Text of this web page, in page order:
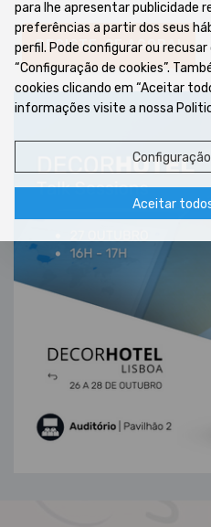
REGISTE-SE AGORA!
para lhe apresentar publicidade
preferências a partir dos seus
perfil. Pode configurar ou
“Configuração de cookies”.
cookies clicando em “Aceitar
informações visite a nossa
Aceitar